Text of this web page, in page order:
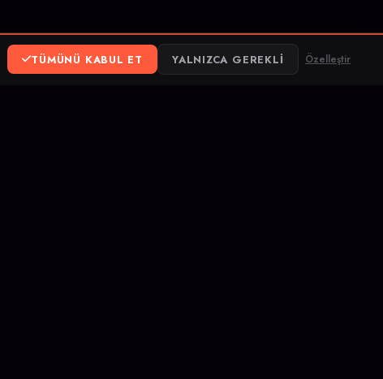
TÜMÜNÜ KABUL ET YALNIZCA GEREKLI Özelleştir